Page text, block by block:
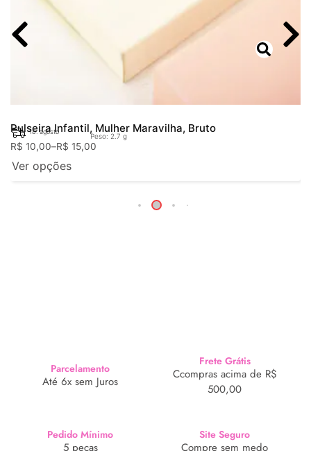
Pulseira Infantil, Mulher Maravilha, Bruto
18. agosto
Peso: 2.7 g
R$ 10,00–R$ 15,00
Ver opções
Parcelamento
Até 6x sem Juros
Frete Grátis
Ccompras acima de R$
500,00
Pedido Mínimo
5 peças
Site Seguro
Compre sem medo